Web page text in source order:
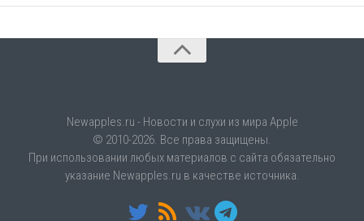
Newapples.ru - Новости и слухи из мира Apple
© 2010-2026. Все права защищены.
При использовании любых материалов с сайта обязательно
указание Newapples.ru в качестве источника.